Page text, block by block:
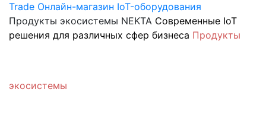
Trade Онлайн-магазин IoT-оборудования
Продукты экосистемы NEKTA Современные IoT
решения для различных сфер бизнеса Продукты
экосистемы